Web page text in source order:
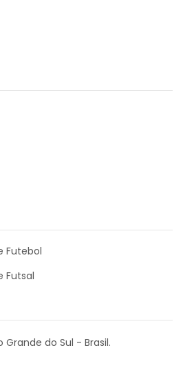
Futebol
Futsal
Grande do Sul - Brasil.